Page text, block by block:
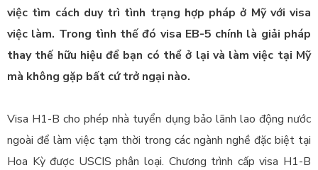
việc tìm cách duy trì tình trạng hợp pháp ở Mỹ với visa
việc làm. Trong tình thế đó visa EB-5 chính là giải pháp
thay thế hữu hiệu để bạn có thể ở lại và làm việc tại Mỹ
mà không gặp bất cứ trở ngại nào.
Visa H1-B cho phép nhà tuyển dụng bảo lãnh lao động nước
ngoài để làm việc tạm thời trong các ngành nghề đặc biệt tại
Hoa Kỳ được USCIS phân loại. Chương trình cấp visa H1-B